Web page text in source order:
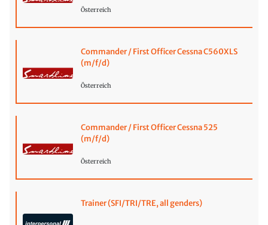
Österreich
Commander / First Officer Cessna C560XLS
(m/f/d)
Österreich
Commander / First Officer Cessna 525
(m/f/d)
Österreich
Trainer (SFI/TRI/TRE, all genders)